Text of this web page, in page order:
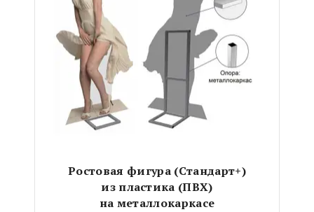
Ростовая фигура (Стандарт+)
из пластика (ПВХ)
на металлокаркасе